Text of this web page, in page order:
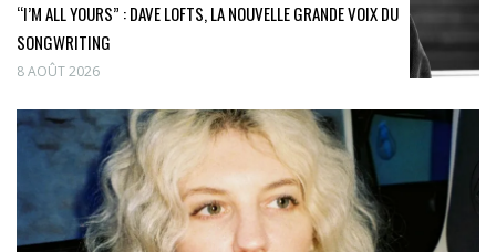
“I’M ALL YOURS” : DAVE LOFTS, LA NOUVELLE GRANDE VOIX DU
SONGWRITING
8 AOÛT 2026